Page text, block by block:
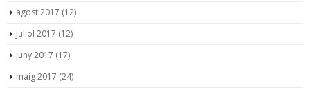
agost 2017 (12)
juliol 2017 (12)
juny 2017 (17)
maig 2017 (24)